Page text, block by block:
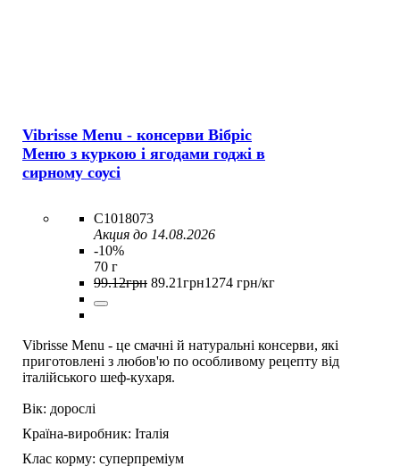
Vibrisse Menu - консерви Вібріс
Меню з куркою і ягодами годжі в
сирному соусі
C1018073
Акция до 14.08.2026
-10%
70 г
99.12грн 89.21грн1274 грн/кг
Vibrisse Menu - це смачні й натуральні консерви, які
приготовлені з любов'ю по особливому рецепту від
італійського шеф-кухаря.
Вік: дорослі
Країна-виробник: Італія
Клас корму: суперпреміум